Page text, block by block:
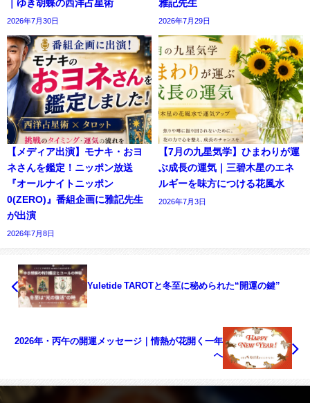
｜ゆき胡蝶の西洋占星術
2026年7月30日
雅記先生
2026年7月29日
【メディア出演】モナキ・おヨ
ネさんを鑑定！ニッポン放送
『オールナイトニッポン
0(ZERO)』番組企画に雅記先生
が出演
2026年7月8日
【7月の九星気学】ひまわりが運
ぶ成長の運気｜三碧木星のエネ
ルギーを味方につける花風水
2026年7月3日
Yuletide TAROTと冬至に秘められた“開運の鍵”
2026年・丙午の開運メッセージ｜情熱が花開く一年
へ